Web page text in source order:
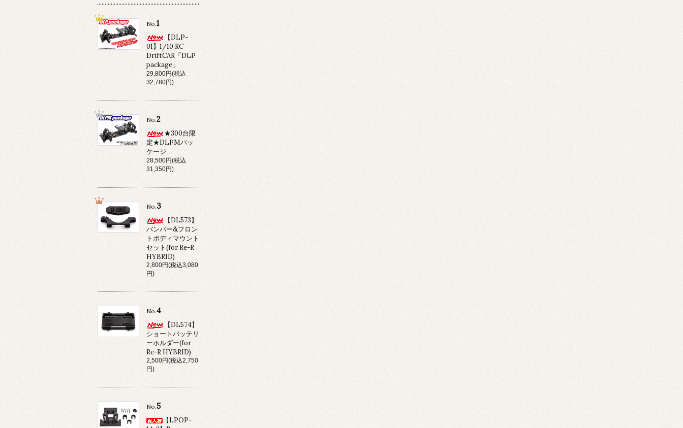
No.1
【DLP-
01】1/10 RC
DriftCAR「DLP
package」
29,800円(税込
32,780円)
No.2
★300台限
定★DLPMパッ
ケージ
28,500円(税込
31,350円)
No.3
【DL573】
バンパー&フロン
トボディマウント
セット(for Re-R
HYBRID)
2,800円(税込3,080
円)
No.4
【DL574】
ショートバッテリ
ーホルダー(for
Re-R HYBRID)
2,500円(税込2,750
円)
No.5
【LPOP-